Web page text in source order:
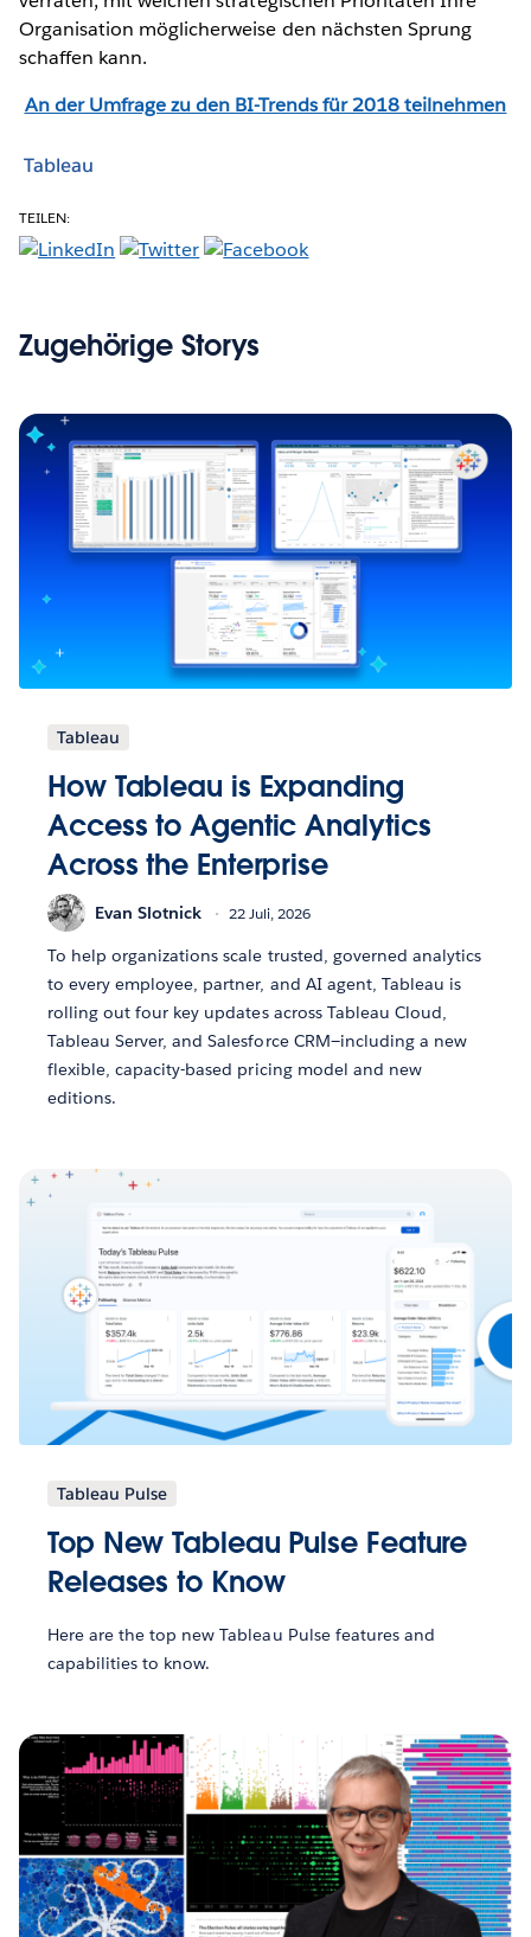
Organisation möglicherweise den nächsten Sprung
schaffen kann.
An der Umfrage zu den BI-Trends für 2018 teilnehmen
Tableau
TEILEN:
Zugehörige Storys
Tableau
How Tableau is Expanding
Access to Agentic Analytics
Across the Enterprise
Evan Slotnick 22 Juli, 2026
To help organizations scale trusted, governed analytics
to every employee, partner, and AI agent, Tableau is
rolling out four key updates across Tableau Cloud,
Tableau Server, and Salesforce CRM—including a new
flexible, capacity-based pricing model and new
editions.
Tableau Pulse
Top New Tableau Pulse Feature
Releases to Know
Here are the top new Tableau Pulse features and
capabilities to know.